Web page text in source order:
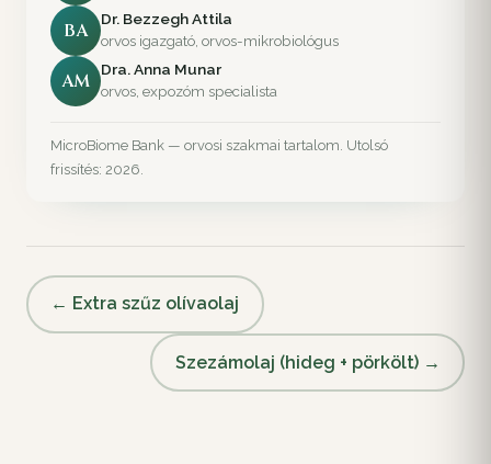
BA
Dr. Bezzegh Attila
orvos igazgató, orvos-mikrobiológus
AM
Dra. Anna Munar
orvos, expozóm specialista
MicroBiome Bank — orvosi szakmai tartalom. Utolsó
frissítés: 2026.
← Extra szűz olívaolaj
Szezámolaj (hideg + pörkölt) →